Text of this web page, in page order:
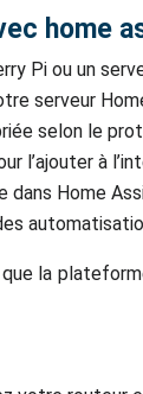
home
Pi ou un
serveur
selon le
l’ajouter à
Home
la